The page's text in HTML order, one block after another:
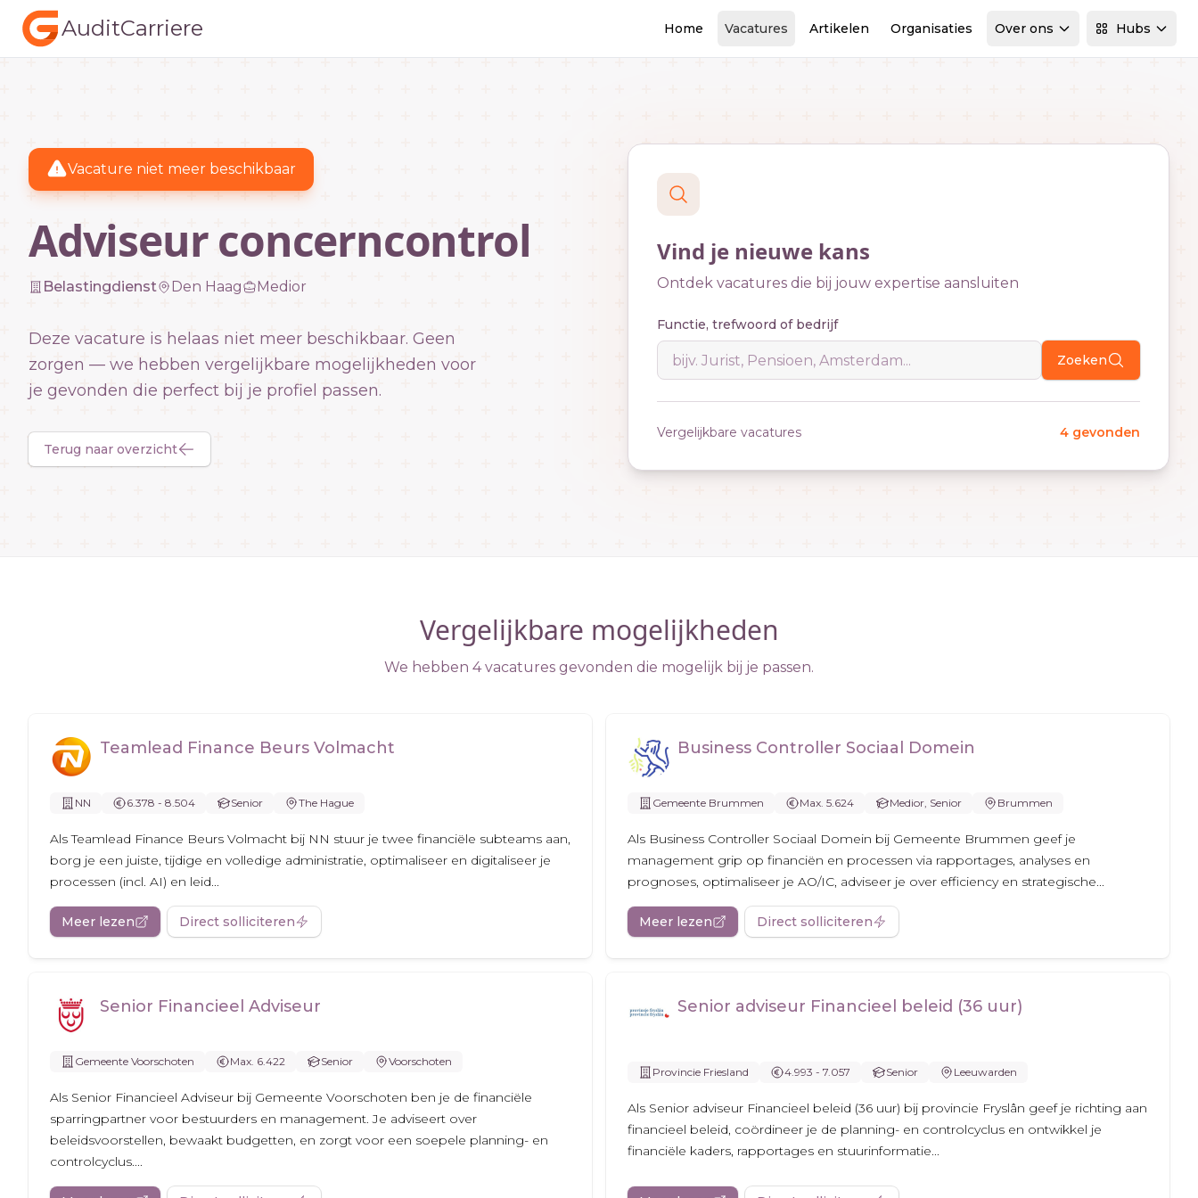
AuditCarriere Home Vacatures Artikelen Organisaties Over ons Hubs
Vacature niet meer beschikbaar
Adviseur concerncontrol
Belastingdienst Den Haag Medior
Deze vacature is helaas niet meer beschikbaar. Geen
zorgen — we hebben vergelijkbare mogelijkheden voor
je gevonden die perfect bij je profiel passen.
Terug naar overzicht
Vind je nieuwe kans
Ontdek vacatures die bij jouw expertise aansluiten
Functie, trefwoord of bedrijf
Zoeken
Vergelijkbare vacatures 4 gevonden
Vergelijkbare mogelijkheden
We hebben 4 vacatures gevonden die mogelijk bij je passen.
Teamlead Finance Beurs Volmacht
NN 6.378 - 8.504 Senior The Hague
Als Teamlead Finance Beurs Volmacht bij NN stuur je twee financiële subteams aan,
borg je een juiste, tijdige en volledige administratie, optimaliseer en digitaliseer je
processen (incl. AI) en leid...
Meer lezen Direct solliciteren
Business Controller Sociaal Domein
Gemeente Brummen Max. 5.624 Medior, Senior Brummen
Als Business Controller Sociaal Domein bij Gemeente Brummen geef je
management grip op financiën en processen via rapportages, analyses en
prognoses, optimaliseer je AO/IC, adviseer je over efficiency en strategische...
Meer lezen Direct solliciteren
Senior Financieel Adviseur
Gemeente Voorschoten Max. 6.422 Senior Voorschoten
Als Senior Financieel Adviseur bij Gemeente Voorschoten ben je de financiële
sparringpartner voor bestuurders en management. Je adviseert over
beleidsvoorstellen, bewaakt budgetten, en zorgt voor een soepele planning- en
controlcyclus....
Senior adviseur Financieel beleid (36 uur)
Provincie Friesland 4.993 - 7.057 Senior Leeuwarden
Als Senior adviseur Financieel beleid (36 uur) bij provincie Fryslân geef je richting aan
financieel beleid, coördineer je de planning- en controlcyclus en ontwikkel je
financiële kaders, rapportages en stuurinformatie...